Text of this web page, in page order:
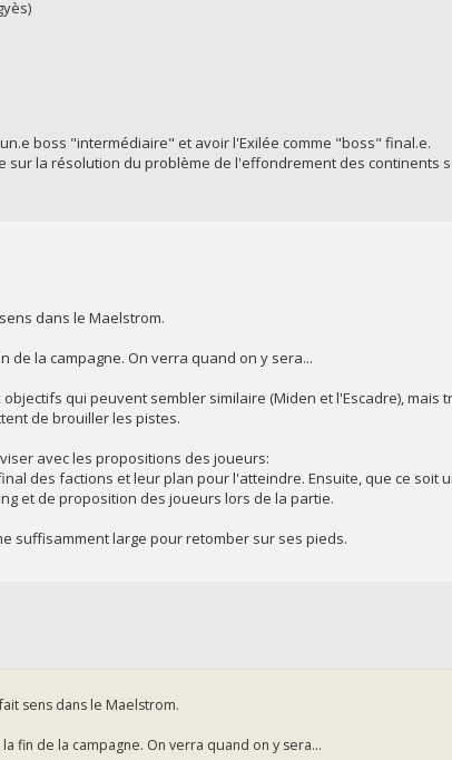
boss "intermédiaire" et avoir l'Exilée comme "boss" final.e.
sur la résolution du problème de l'effondrement des continents
dans le Maelstrom.
de la campagne. On verra quand on y sera...
qui peuvent sembler similaire (Miden et l'Escadre), mais
de brouiller les pistes.
avec les propositions des joueurs:
des factions et leur plan pour l'atteindre. Ensuite, que ce soit
et de proposition des joueurs lors de la partie.
suffisamment large pour retomber sur ses pieds.
sens dans le Maelstrom.
fin de la campagne. On verra quand on y sera...